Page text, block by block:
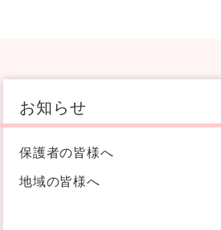
お知らせ
保護者の皆様へ
地域の皆様へ